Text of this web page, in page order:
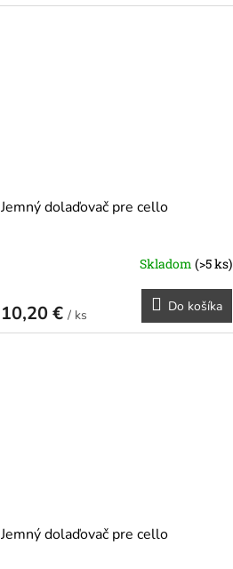
Jemný dolaďovač pre cello
Skladom (>5 ks)
10,20 € / ks
Do košíka
Jemný dolaďovač pre cello